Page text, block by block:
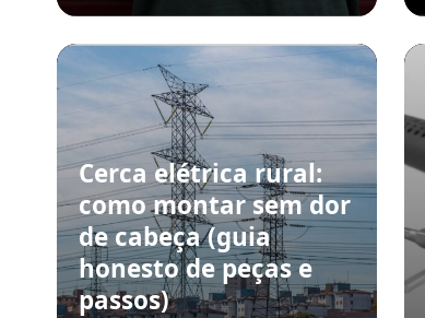
Cerca elétrica rural:
como montar sem dor
de cabeça (guia
honesto de peças e
passos)